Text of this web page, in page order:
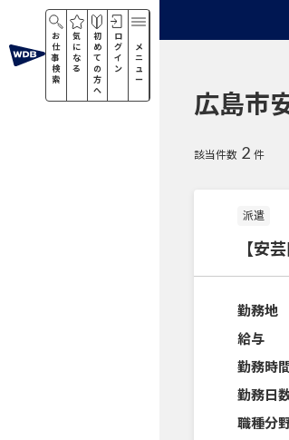
お
仕
事
検
索
気
に
な
る
初
め
て
の
方
へ
ロ
グ
イ
ン
メ
ニ
ュ
ー
広島市
該当件数 2 件
派遣
【安
勤務地
給与
勤務時
勤務日
職種分